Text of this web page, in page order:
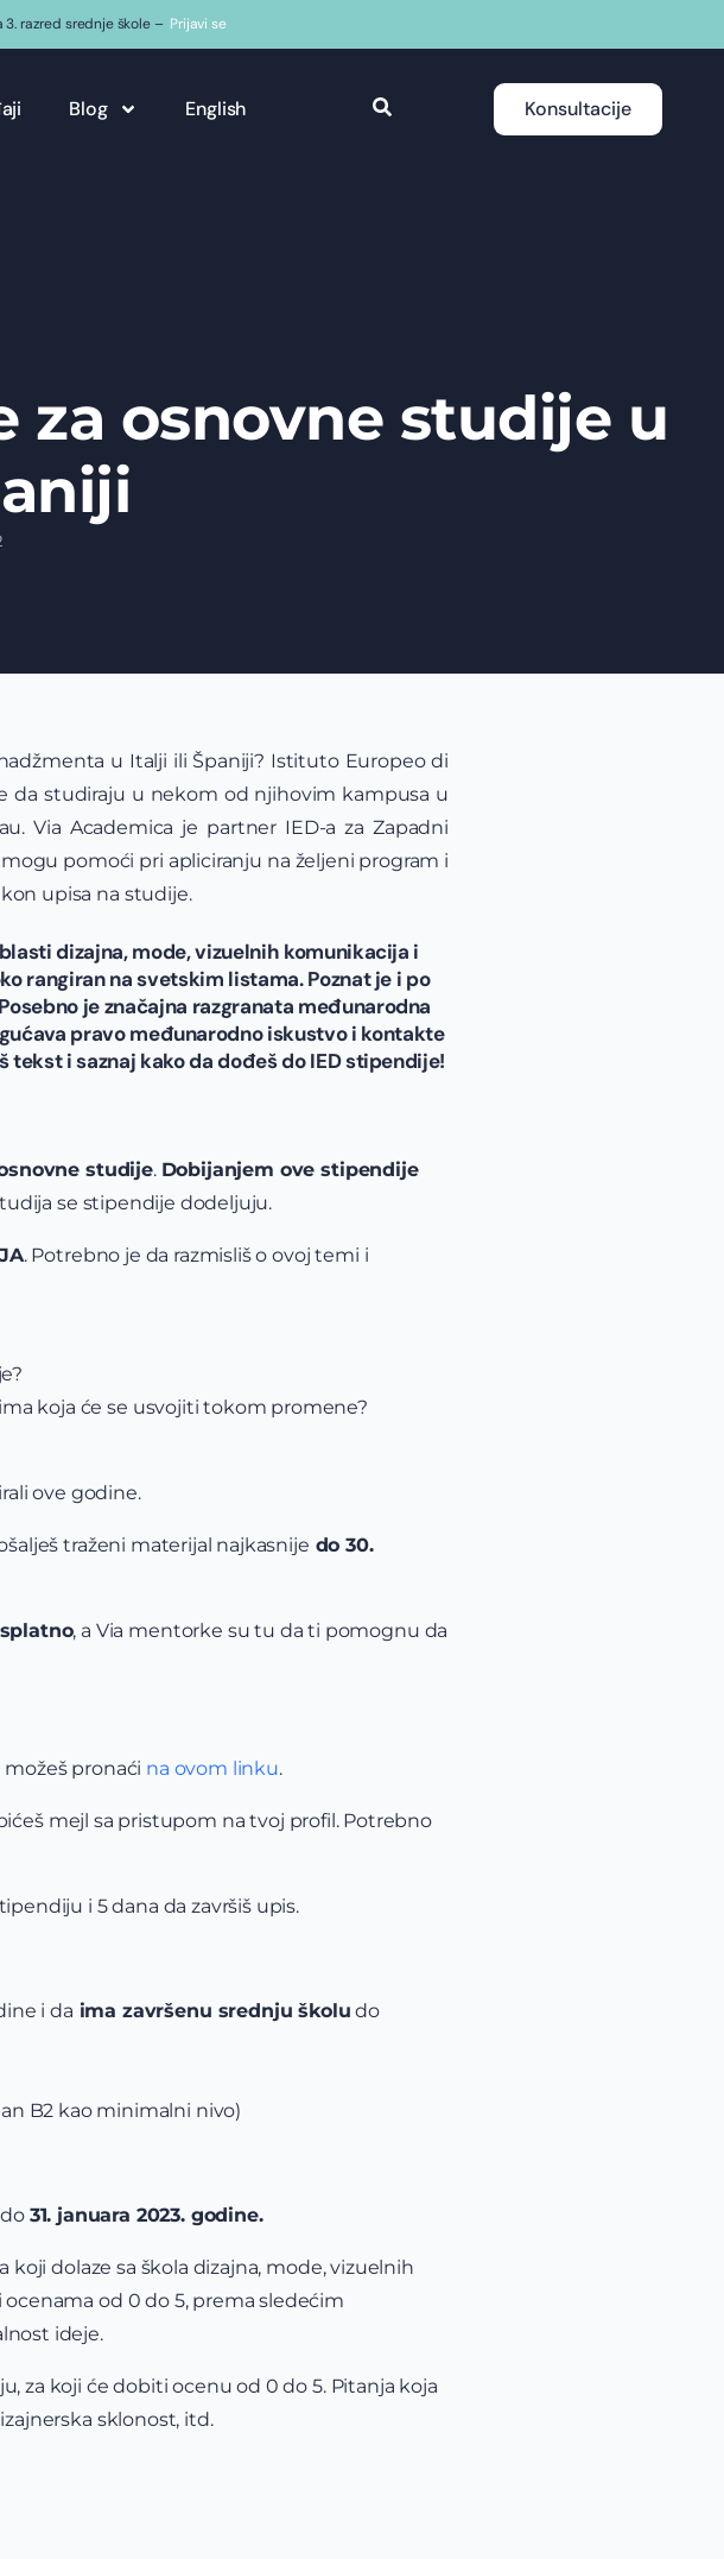
razred srednje škole – Prijavi se
Blog English Konsultacije
za osnovne studije u
u Italji ili Španiji? Istituto Europeo di
da studiraju u nekom od njihovim kampusa u
Via Academica je partner IED-a za Zapadni
pomoći pri apliciranju na željeni program i
upisa na studije.
dizajna, mode, vizuelnih komunikacija i
rangiran na svetskim listama. Poznat je i po
je značajna razgranata međunarodna
pravo međunarodno iskustvo i kontakte
i saznaj kako da dođeš do IED stipendije!
studije. Dobijanjem ove stipendije
se stipendije dodeljuju.
. Potrebno je da razmisliš o ovoj temi i
koja će se usvojiti tokom promene?
ove godine.
traženi materijal najkasnije do 30.
, a Via mentorke su tu da ti pomognu da
pronaći na ovom linku.
mejl sa pristupom na tvoj profil. Potrebno
i 5 dana da završiš upis.
i da ima završenu srednju školu do
B2 kao minimalni nivo)
do 31. januara 2023. godine.
dolaze sa škola dizajna, mode, vizuelnih
od 0 do 5, prema sledećim
ideje.
za koji će dobiti ocenu od 0 do 5. Pitanja koja
sklonost, itd.